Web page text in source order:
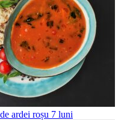
ardei roșu 7 luni